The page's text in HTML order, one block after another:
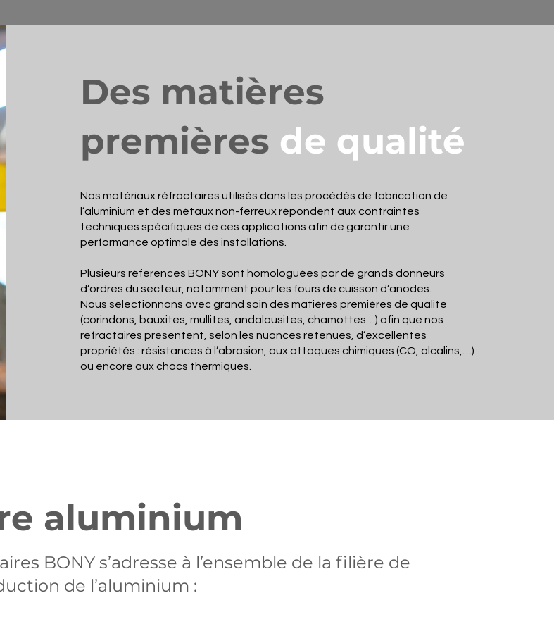
Des matières
premières de qualité
Nos matériaux réfractaires utilisés dans les procédés de fabrication de
l’aluminium et des métaux non-ferreux répondent aux contraintes
techniques spécifiques de ces applications afin de garantir une
performance optimale des installations.
Plusieurs références BONY sont homologuées par de grands donneurs
d’ordres du secteur, notamment pour les fours de cuisson d’anodes.
Nous sélectionnons avec grand soin des matières premières de qualité
(corindons, bauxites, mullites, andalousites, chamottes…) afin que nos
réfractaires présentent, selon les nuances retenues, d’excellentes
propriétés : résistances à l’abrasion, aux attaques chimiques (CO, alcalins,…)
ou encore aux chocs thermiques.
aluminium
BONY s’adresse à l’ensemble de la filière de
de l’aluminium :